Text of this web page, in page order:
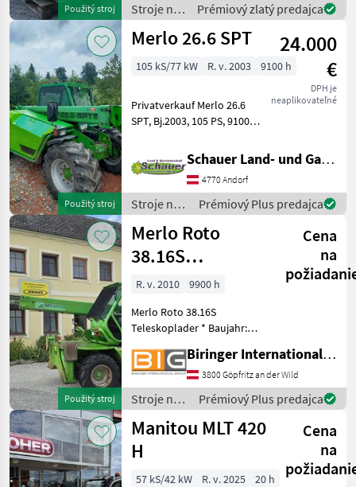
Použitý stroj
Stroje na
stavbu /
JCB
Prémiový zlatý predajca
Použitý stroj
Merlo 26.6 SPT
24.000
€
DPH je
neaplikovateľné
105 kS/77 kW R. v. 2003 9100 h
Privatverkauf Merlo 26.6
SPT, Bj.2003, 105 PS, 9100
gewechselt +Filter,
durchreperiert. Preis
Schauer Land- und Gartentechnik GmbH
4770 Andorf
Stroje na
stavbu /
Merlo
Prémiový Plus predajca
Použitý stroj
Merlo Roto
38.16S
Teleskoplader
Cena
na
R. v. 2010
9900 h
Merlo Roto 38.16S
Teleskoplader * Baujahr:
m (Tragfähigkeit max. 2.500
Kg) * Max. Reichweite: ca. 13
m (Tragfähigkeit max. 700
Kg) * Max.T
Biringer International GmbH
3800 Göpfritz an der Wild
Stroje na
stavbu /
Merlo
Prémiový Plus predajca
Manitou MLT 420
H
Cena
na
57 kS/42 kW R. v. 2025
20 h